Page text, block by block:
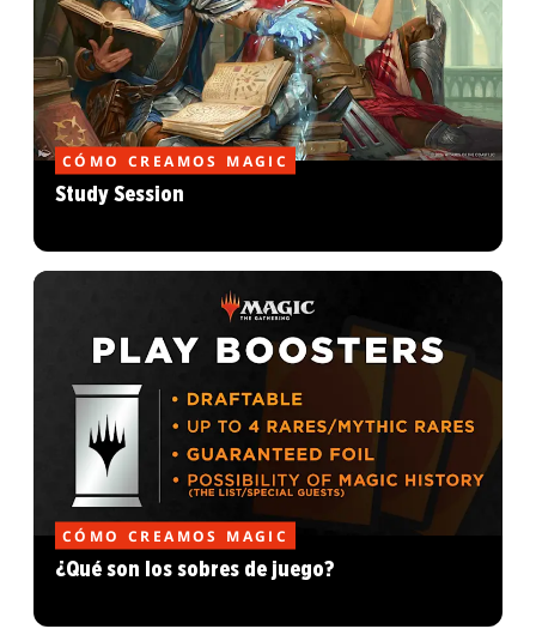
CÓMO CREAMOS MAGIC
Study Session
CÓMO CREAMOS MAGIC
¿Qué son los sobres de juego?